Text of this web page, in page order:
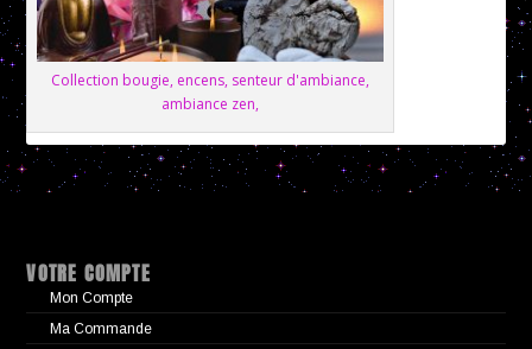
Collection bougie, encens, senteur d'ambiance,
ambiance zen,
VOTRE COMPTE
Mon Compte
Ma Commande